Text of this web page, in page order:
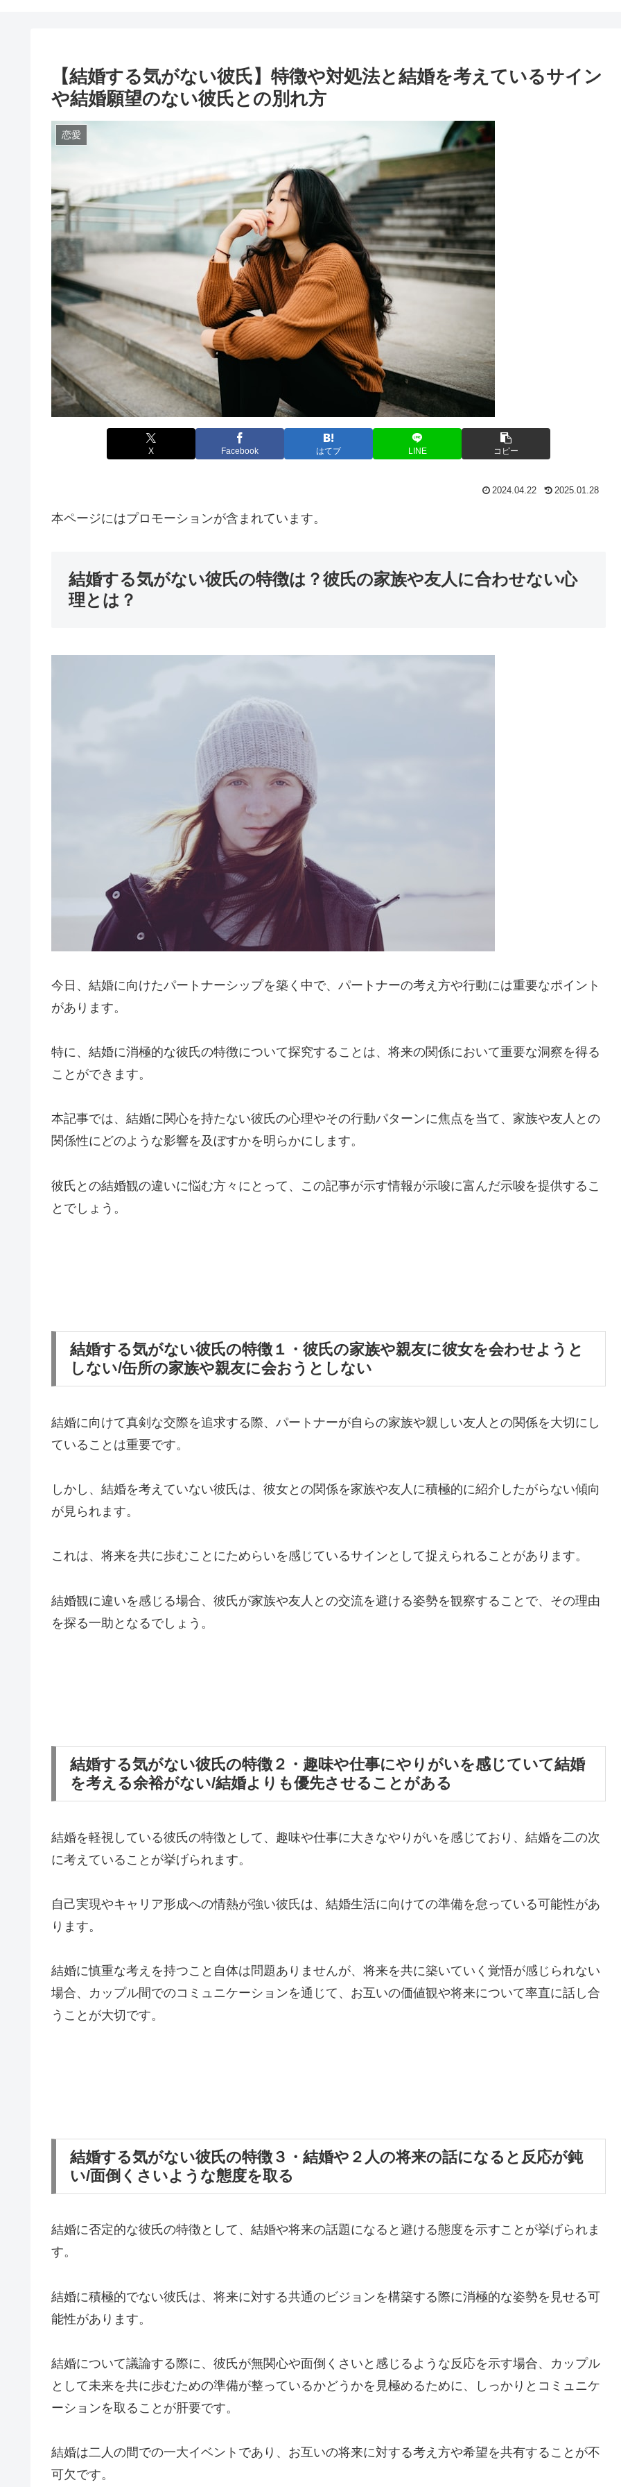
【結婚する気がない彼氏】特徴や対処法と結婚を考えているサイン
や結婚願望のない彼氏との別れ方
恋愛
X Facebook はてブ LINE コピー
2024.04.22 2025.01.28
本ページにはプロモーションが含まれています。
結婚する気がない彼氏の特徴は？彼氏の家族や友人に合わせない心
理とは？
今日、結婚に向けたパートナーシップを築く中で、パートナーの考え方や行動には重要なポイント
があります。
特に、結婚に消極的な彼氏の特徴について探究することは、将来の関係において重要な洞察を得る
ことができます。
本記事では、結婚に関心を持たない彼氏の心理やその行動パターンに焦点を当て、家族や友人との
関係性にどのような影響を及ぼすかを明らかにします。
彼氏との結婚観の違いに悩む方々にとって、この記事が示す情報が示唆に富んだ示唆を提供するこ
とでしょう。
結婚する気がない彼氏の特徴１・彼氏の家族や親友に彼女を会わせようと
しない/缶所の家族や親友に会おうとしない
結婚に向けて真剣な交際を追求する際、パートナーが自らの家族や親しい友人との関係を大切にし
ていることは重要です。
しかし、結婚を考えていない彼氏は、彼女との関係を家族や友人に積極的に紹介したがらない傾向
が見られます。
これは、将来を共に歩むことにためらいを感じているサインとして捉えられることがあります。
結婚観に違いを感じる場合、彼氏が家族や友人との交流を避ける姿勢を観察することで、その理由
を探る一助となるでしょう。
結婚する気がない彼氏の特徴２・趣味や仕事にやりがいを感じていて結婚
を考える余裕がない/結婚よりも優先させることがある
結婚を軽視している彼氏の特徴として、趣味や仕事に大きなやりがいを感じており、結婚を二の次
に考えていることが挙げられます。
自己実現やキャリア形成への情熱が強い彼氏は、結婚生活に向けての準備を怠っている可能性があ
ります。
結婚に慎重な考えを持つこと自体は問題ありませんが、将来を共に築いていく覚悟が感じられない
場合、カップル間でのコミュニケーションを通じて、お互いの価値観や将来について率直に話し合
うことが大切です。
結婚する気がない彼氏の特徴３・結婚や２人の将来の話になると反応が鈍
い/面倒くさいような態度を取る
結婚に否定的な彼氏の特徴として、結婚や将来の話題になると避ける態度を示すことが挙げられま
す。
結婚に積極的でない彼氏は、将来に対する共通のビジョンを構築する際に消極的な姿勢を見せる可
能性があります。
結婚について議論する際に、彼氏が無関心や面倒くさいと感じるような反応を示す場合、カップル
として未来を共に歩むための準備が整っているかどうかを見極めるために、しっかりとコミュニケ
ーションを取ることが肝要です。
結婚は二人の間での一大イベントであり、お互いの将来に対する考え方や希望を共有することが不
可欠です。